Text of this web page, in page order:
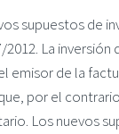
supuestos de
2012. La
emisor de la
por el
Los nuevos